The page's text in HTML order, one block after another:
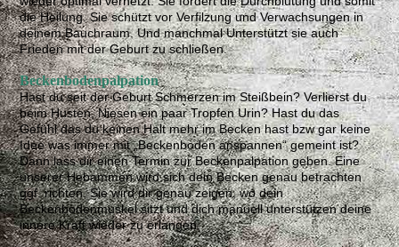
die Heilung. Sie schützt vor Verfilzung und Verwachsungen in
deinem Bauchraum. Und manchmal Unterstützt sie auch
Frieden mit der Geburt zu schließen.
Beckenbodenpalpation
Hast du seit der Geburt Schmerzen im Steißbein? Verlierst du
beim Husten, Niesen ein paar Tropfen Urin? Hast du das
Gefühl das du keinen Halt mehr im Becken hast bzw gar keine
Idee was immer mit „Beckenboden anspannen“ gemeint ist?
Dann lass dir einen Termin zur Beckenpalpation geben. Eine
unserer Hebammen wird sich dein Becken genau betrachten
ggf. richten. Sie wird dir genau zeigen, wo dein
Beckenbodenmuskel sitzt und dich manuell unterstützen deine
innere Kraft wieder zu erlangen.